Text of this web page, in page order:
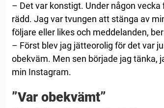
– Det var konstigt. Under någon
rädd. Jag var tvungen att stänga av
följare eller likes och meddelanden,
– Först blev jag jätteorolig för det var
obekväm. Men sen började jag tänka,
min Instagram.
”Var obekvämt”